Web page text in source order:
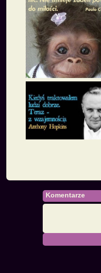
Komentarze